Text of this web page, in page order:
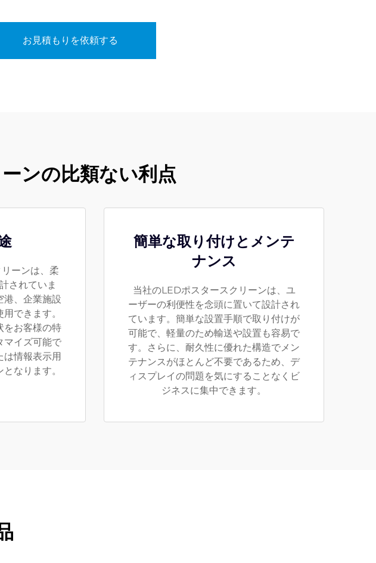
お見積もりを依頼する
ンの比類ない利点
ーンは、柔
されていま
港、企業施設
できます。
をお客様の特
マイズ可能で
は情報表示用
なります。
簡単な取り付けとメンテ
ナンス
当社のLEDポスタースクリーンは、ユ
ーザーの利便性を念頭に置いて設計され
ています。簡単な設置手順で取り付けが
可能で、軽量のため輸送や設置も容易で
す。さらに、耐久性に優れた構造でメン
テナンスがほとんど不要であるため、デ
ィスプレイの問題を気にすることなくビ
ジネスに集中できます。